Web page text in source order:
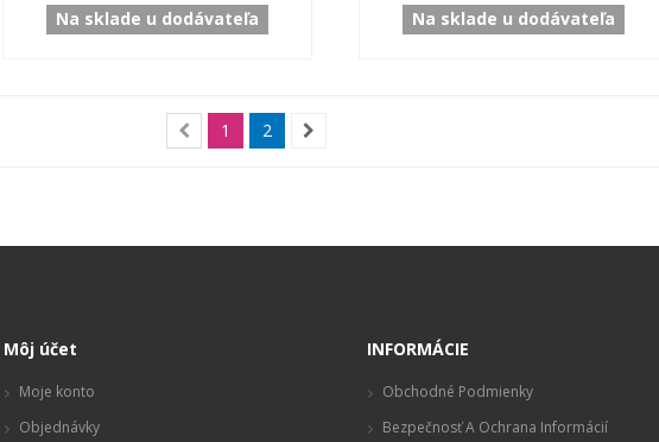
Na sklade u dodávateľa Na sklade u dodávateľa
1 2
Môj účet
Moje konto
Objednávky
INFORMÁCIE
Obchodné Podmienky
Bezpečnosť A Ochrana Informácií